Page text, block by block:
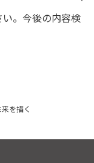
。今後の内容検
を描く